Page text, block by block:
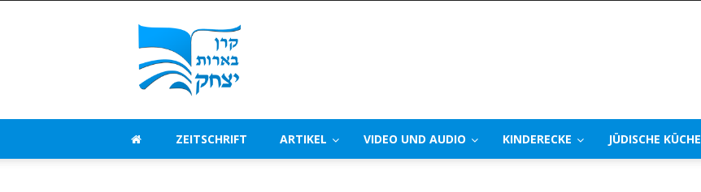
Beerot
Izchak
Deutschland
ZEITSCHRIFT ARTIKEL VIDEO UND AUDIO KINDERECKE JÜDISCHE KÜCHE